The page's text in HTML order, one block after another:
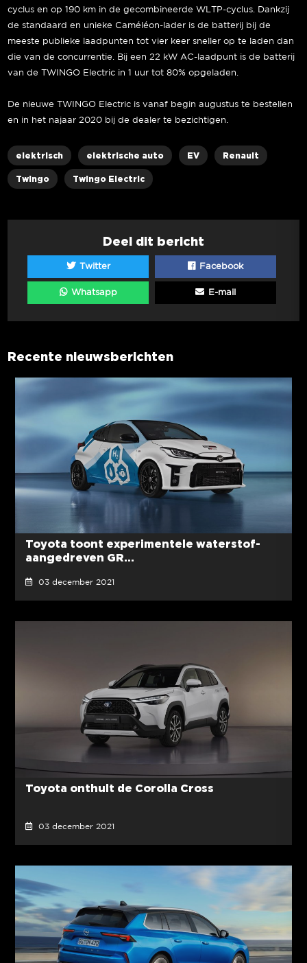
cyclus en op 190 km in de gecombineerde WLTP-cyclus. Dankzij
de standaard en unieke Caméléon-lader is de batterij bij de
meeste publieke laadpunten tot vier keer sneller op te laden dan
die van de concurrentie. Bij een 22 kW AC-laadpunt is de batterij
van de TWINGO Electric in 1 uur tot 80% opgeladen.
De nieuwe TWINGO Electric is vanaf begin augustus te bestellen
en in het najaar 2020 bij de dealer te bezichtigen.
elektrisch elektrische auto EV Renault
Twingo Twingo Electric
Deel dit bericht
Twitter Facebook
Whatsapp E-mail
Recente nieuwsberichten
Toyota toont experimentele waterstof-
aangedreven GR...
03 december 2021
Toyota onthult de Corolla Cross
03 december 2021